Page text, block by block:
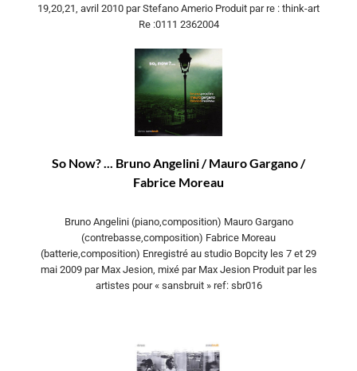
19,20,21, avril 2010 par Stefano Amerio Produit par re : think-art
Re :0111 2362004
So Now? ... Bruno Angelini / Mauro Gargano /
Fabrice Moreau
Bruno Angelini (piano,composition) Mauro Gargano
(contrebasse,composition) Fabrice Moreau
(batterie,composition) Enregistré au studio Bopcity les 7 et 29
mai 2009 par Max Jesion, mixé par Max Jesion Produit par les
artistes pour « sansbruit » ref: sbr016